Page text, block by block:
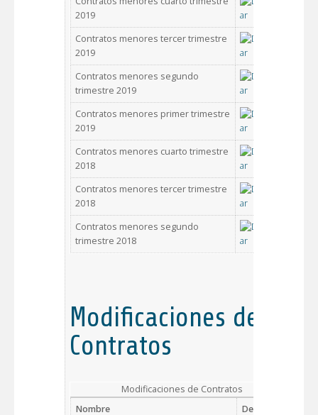
2019
Contratos menores tercer trimestre
2019
Contratos menores segundo
trimestre 2019
Contratos menores primer trimestre
2019
Contratos menores cuarto trimestre
2018
Contratos menores tercer trimestre
2018
Contratos menores segundo
trimestre 2018
Modificaciones de
Contratos
Modificaciones de Contratos
Nombre
Descargar